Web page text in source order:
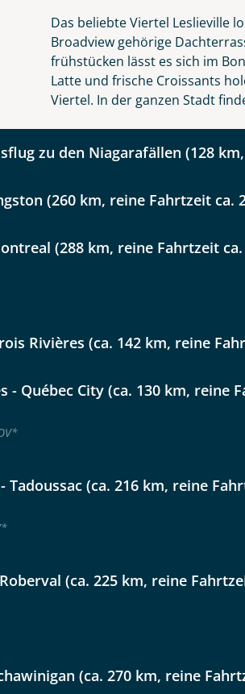
Reisen auf der Merkliste
Nationalparks und
Das beliebte Viertel Leslieville
Broadview gehörige
frühstücken lässt es sich im
Latte und frische Croissants
Viertel. In der ganzen Stadt
zu den Niagarafällen (128
(260 km, reine Fahrtzeit ca.
(288 km, reine Fahrtzeit ca.
Rivières (ca. 142 km, reine
- Québec City (ca. 130 km, reine
*
Tadoussac (ca. 216 km, reine
*
(ca. 225 km, reine
(ca. 270 km, reine
Anzahl Kinder
Option 2
sehr wichtig!
zur Kenntnis